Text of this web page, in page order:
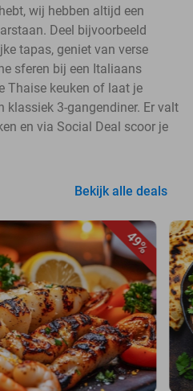
wij hebben altijd een
Deel bijvoorbeeld
tapas, geniet van verse
sferen bij een Italiaans
Thaise keuken of laat je
klassiek 3-gangendiner. Er valt
en via Social Deal scoor je
Bekijk alle deals
49%